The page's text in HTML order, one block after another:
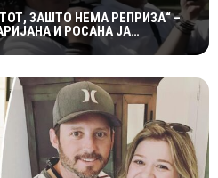
ЗАШТО НЕМА РЕПРИЗА“ –
И РОСАНА ЈА
МЛАДИ“